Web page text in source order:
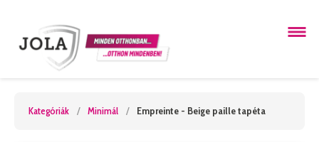
Kategóriák / Minimál / Empreinte - Beige paille tapéta